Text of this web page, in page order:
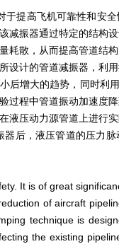
提高飞机可靠性和安
减振器通过特定的结构
耗散，从而提高管道结
设计的管道减振器，利
后增大的趋势，同时利
程中管道振动加速度
液压动力源管道上进行
后，液压管道的压力
It is of great
of aircraft
technique is
the existing